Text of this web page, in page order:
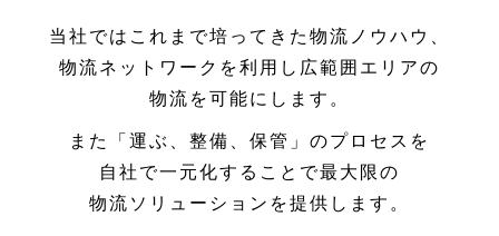
当社ではこれまで培ってきた物流ノウハウ、
物流ネットワークを利用し広範囲エリアの
物流を可能にします。
また「運ぶ、整備、保管」のプロセスを
自社で一元化することで最大限の
物流ソリューションを提供します。